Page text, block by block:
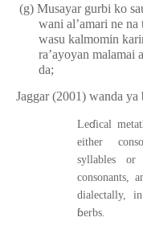
(g) Musayar gurbi ko
wani al’amari ne
wasu kalmomin
ra’ayoyan malamai
da;
Jaggar (2001) wanda ya
Leɗical
either
syllables or
consonants,
dialectally,
ɓerbs.